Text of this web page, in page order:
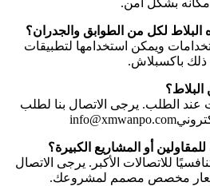
بشكل آمن.
لكل من الطوابق والجدران؟
ويمكن استخدامها لتطبيقات
ذلك باكسبلاش.
عند الطلب. يرجى الاتصال بنا لطلب
info@xmwanpo.com
أو المشاريع الكبيرة؟
للاتصالات الأكبر. يرجى الاتصال
مخصص مصمم لمشروعك.